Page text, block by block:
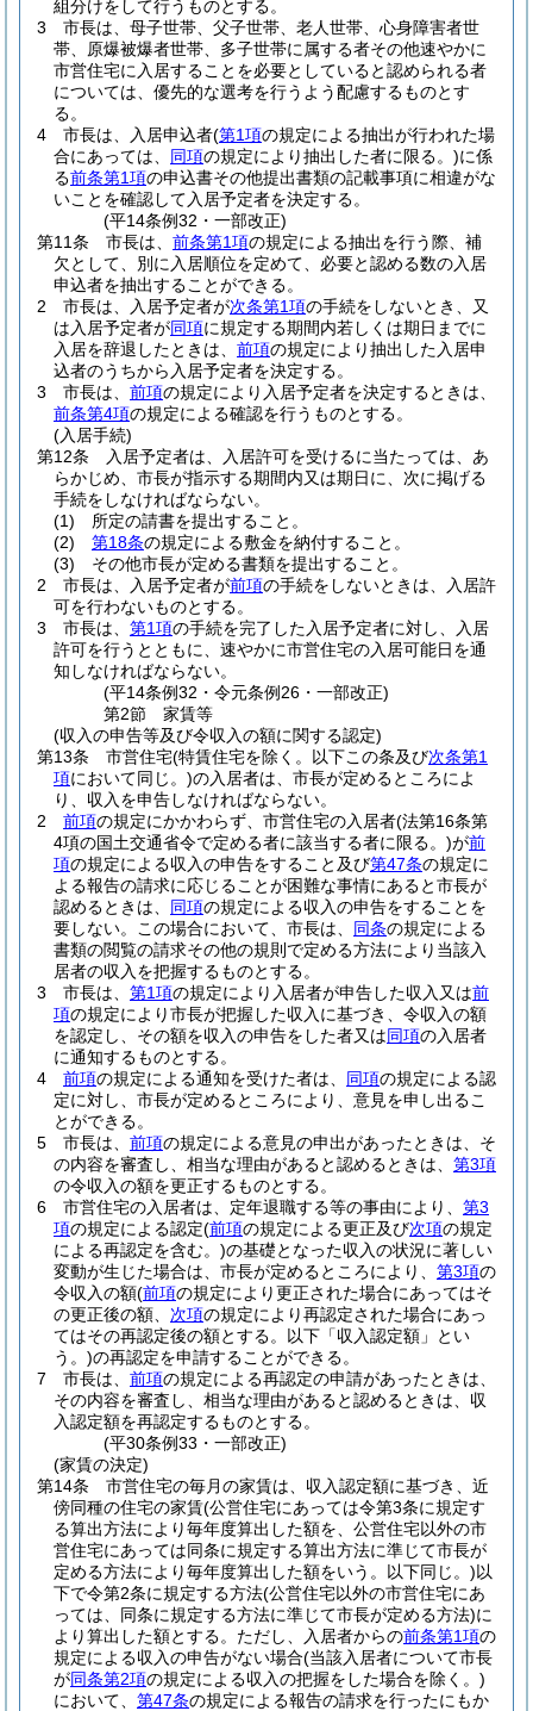
組分けをして行うものとする。
3
市長は、母子世帯、父子世帯、老人世帯、心身障害者世
帯、原爆被爆者世帯、多子世帯に属する者その他速やかに
市営住宅に入居することを必要としていると認められる者
については、優先的な選考を行うよう配慮するものとす
る。
4
市長は、入居申込者(第1項の規定による抽出が行われた場
合にあっては、 同項の規定により抽出した者に限る。)に係
る前条第1項の申込書その他提出書類の記載事項に相違がな
いことを確認して入居予定者を決定する。
(平14条例32・一部改正)
第11条
市長は、 前条第1項の規定による抽出を行う際、補
欠として、別に入居順位を定めて、必要と認める数の入居
申込者を抽出することができる。
2
市長は、入居予定者が次条第1項の手続をしないとき、又
は入居予定者が同項に規定する期間内若しくは期日までに
入居を辞退したときは、 前項の規定により抽出した入居申
込者のうちから入居予定者を決定する。
3
市長は、 前項の規定により入居予定者を決定するときは、
前条第4項の規定による確認を行うものとする。
(入居手続)
第12条
入居予定者は、入居許可を受けるに当たっては、あ
らかじめ、市長が指示する期間内又は期日に、次に掲げる
手続をしなければならない。
(1)
所定の請書を提出すること。
(2)
第18条の規定による敷金を納付すること。
(3)
その他市長が定める書類を提出すること。
2
市長は、入居予定者が前項の手続をしないときは、入居許
可を行わないものとする。
3
市長は、 第1項の手続を完了した入居予定者に対し、入居
許可を行うとともに、速やかに市営住宅の入居可能日を通
知しなければならない。
(平14条例32・令元条例26・一部改正)
第2節
家賃等
(収入の申告等及び令収入の額に関する認定)
第13条
市営住宅(特賃住宅を除く。以下この条及び次条第1
項において同じ。)の入居者は、市長が定めるところによ
り、収入を申告しなければならない。
2
前項の規定にかかわらず、市営住宅の入居者(法第16条第
4項の国土交通省令で定める者に該当する者に限る。)が前
項の規定による収入の申告をすること及び第47条の規定に
よる報告の請求に応じることが困難な事情にあると市長が
認めるときは、 同項の規定による収入の申告をすることを
要しない。
この場合において、市長は、 同条の規定による
書類の閲覧の請求その他の規則で定める方法により当該入
居者の収入を把握するものとする。
3
市長は、 第1項の規定により入居者が申告した収入又は前
項の規定により市長が把握した収入に基づき、令収入の額
を認定し、その額を収入の申告をした者又は同項の入居者
に通知するものとする。
4
前項の規定による通知を受けた者は、 同項の規定による認
定に対し、市長が定めるところにより、意見を申し出るこ
とができる。
5
市長は、 前項の規定による意見の申出があったときは、そ
の内容を審査し、相当な理由があると認めるときは、 第3項
の令収入の額を更正するものとする。
6
市営住宅の入居者は、定年退職する等の事由により、 第3
項の規定による認定(前項の規定による更正及び次項の規定
による再認定を含む。)の基礎となった収入の状況に著しい
変動が生じた場合は、市長が定めるところにより、 第3項の
令収入の額(前項の規定により更正された場合にあってはそ
の更正後の額、 次項の規定により再認定された場合にあっ
てはその再認定後の額とする。以下「収入認定額」とい
う。)の再認定を申請することができる。
7
市長は、 前項の規定による再認定の申請があったときは、
その内容を審査し、相当な理由があると認めるときは、収
入認定額を再認定するものとする。
(平30条例33・一部改正)
(家賃の決定)
第14条
市営住宅の毎月の家賃は、収入認定額に基づき、近
傍同種の住宅の家賃(公営住宅にあっては令第3条に規定す
る算出方法により毎年度算出した額を、公営住宅以外の市
営住宅にあっては同条に規定する算出方法に準じて市長が
定める方法により毎年度算出した額をいう。以下同じ。)以
下で令第2条に規定する方法(公営住宅以外の市営住宅にあ
っては、同条に規定する方法に準じて市長が定める方法)に
より算出した額とする。 ただし、入居者からの前条第1項の
規定による収入の申告がない場合(当該入居者について市長
が同条第2項の規定による収入の把握をした場合を除く。)
において、 第47条の規定による報告の請求を行ったにもか